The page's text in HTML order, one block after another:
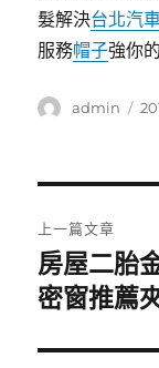
髮解決台北汽
服務帽子強你
作
admin
發
章
導
覽
上一篇文章
上
一
文
房屋二胎
密窗推薦